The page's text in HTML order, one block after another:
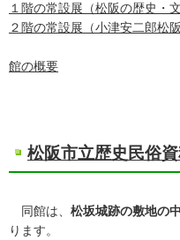
１階の常設展（松阪の歴史・
２階の常設展（小津安二郎松阪
館の概要
松阪市立歴史民俗
同館は、 松坂城跡の敷地の中
ります。